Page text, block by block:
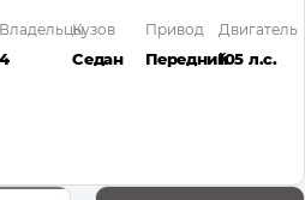
Владельцы
4
Кузов
Седан
Привод
Передний
Двигатель
105 л.с.